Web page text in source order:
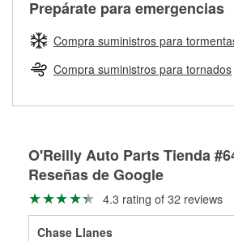
Herramientas de O'Reilly
pueden ser reutilizados, podemos
partes de reemplazo correctas para tu
Rectificación de tambores y discos de
averiada o determina los acoplamientos
adecuados para que te construyamos
Auto Parts tiene las mangueras y los
para reparar el sistema hidráulico de tu
agrícola o de construcción.
Más información acerca del servicio de
Prepárate para emergencias
Compra suministros para
Compra suministros para tornados
O'Reilly Auto Parts Tienda
Reseñas de Google
4.3 rating of 32 reviews
Chase Llanes